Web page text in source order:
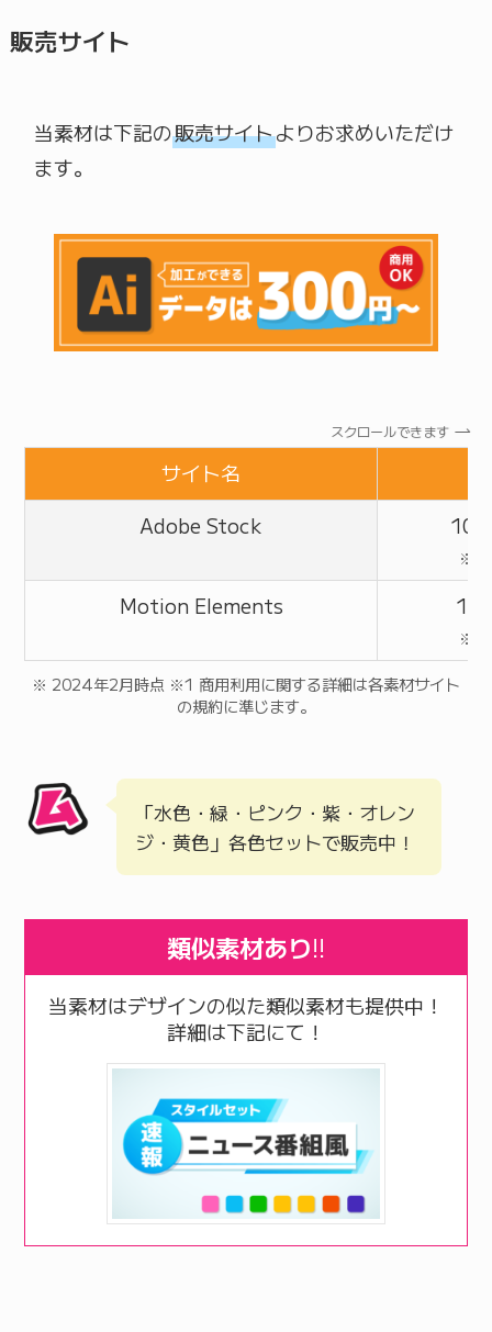
販売サイト
当素材は下記の販売サイトよりお求めいただけ
ます。
スクロールできます
サイト名
Adobe Stock
※定
Motion Elements
※定
※ 2024年2月時点 ※1 商用利用に関する詳細は各素材サイト
の規約に準じます。
「水色・緑・ピンク・紫・オレン
ジ・黄色」各色セットで販売中！
類似素材あり!!
当素材はデザインの似た類似素材も提供中！
詳細は下記にて！